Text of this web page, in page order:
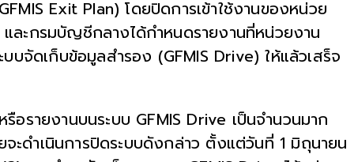
Exit Plan) โดยปิดการเข้าใช้งานของหน่วย
และกรมบัญชีกลางได้กำหนดรายงานที่หน่วยงาน
บจัดเก็บข้อมูลสำรอง (GFMIS Drive) ให้แล้วเสร็จ
อรายงานบนระบบ GFMIS Drive เป็นจำนวนมาก
ะดำเนินการปิดระบบดังกล่าว ตั้งแต่วันที่ 1 มิถุนายน